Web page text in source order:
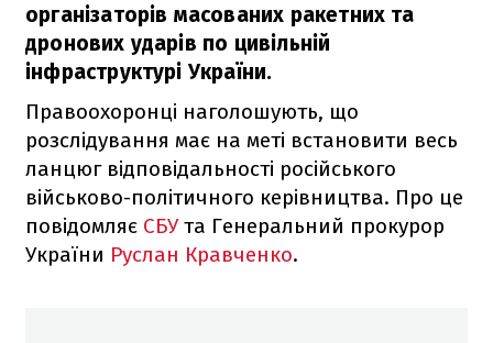
організаторів масованих ракетних та
дронових ударів по цивільній
інфраструктурі України.
Правоохоронці наголошують, що
розслідування має на меті встановити весь
ланцюг відповідальності російського
військово-політичного керівництва. Про це
повідомляє СБУта Генеральний прокурор
України Руслан Кравченко.